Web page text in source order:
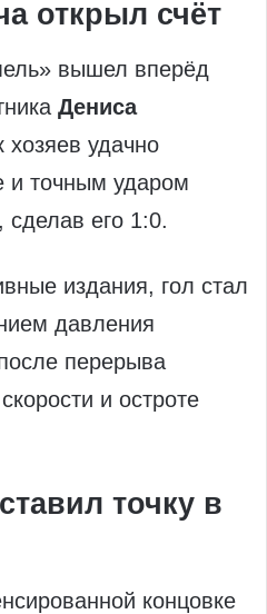
открыл счёт
вышел вперёд
Дениса
хозяев удачно
и точным ударом
сделав его 1:0.
издания, гол стал
давления
перерыва
и остроте
точку в
концовке